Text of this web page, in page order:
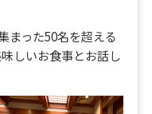
まった50名を超える
しいお食事とお話し